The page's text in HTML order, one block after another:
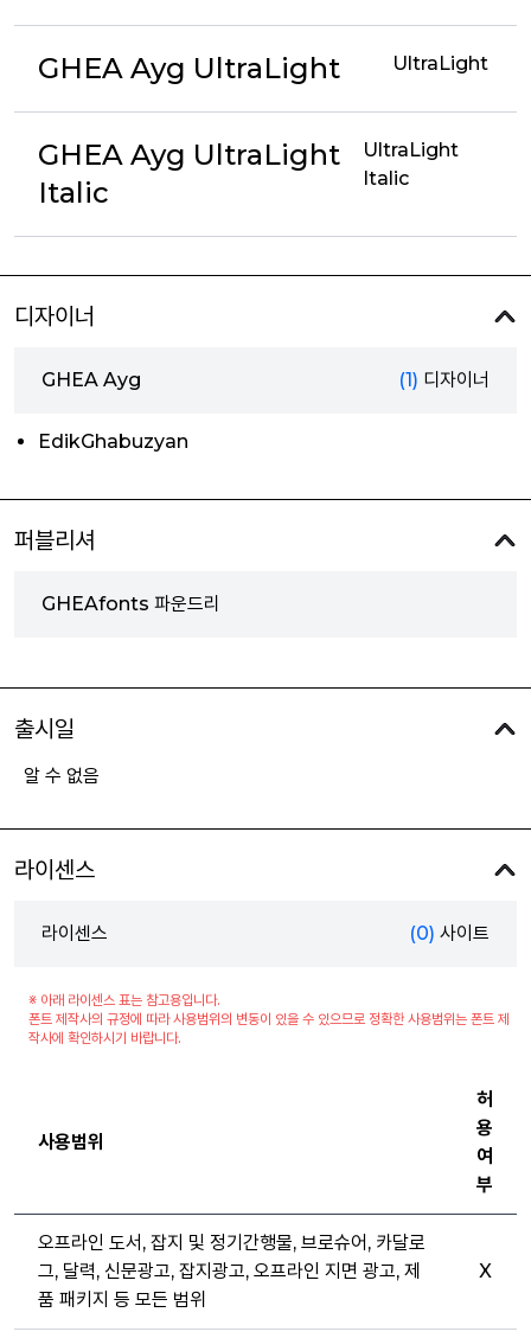
GHEA Ayg UltraLight UltraLight
GHEA Ayg UltraLight
Italic
UltraLight
Italic
디자이너
GHEA Ayg (1) 디자이너
EdikGhabuzyan
퍼블리셔
GHEAfonts 파운드리
출시일
알 수 없음
라이센스
라이센스 (0) 사이트
※ 아래 라이센스 표는 참고용입니다.
폰트 제작사의 규정에 따라 사용범위의 변동이 있을 수 있으므로 정확한 사용범위는 폰트 제
작사에 확인하시기 바랍니다.
사용범위
허
용
여
부
오프라인 도서, 잡지 및 정기간행물, 브로슈어, 카달로
그, 달력, 신문광고, 잡지광고, 오프라인 지면 광고, 제
품 패키지 등 모든 범위
X